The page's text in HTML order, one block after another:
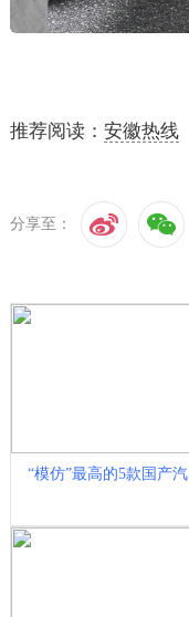
推荐阅读： 安徽热线
分享至：
“模仿”最高的5款国产汽